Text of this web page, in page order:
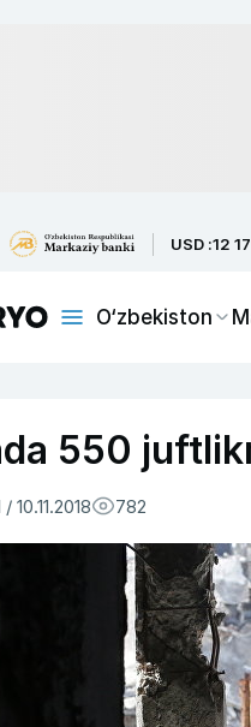
USD :12
O‘zbekiston
550
/ 10.11.2018 782